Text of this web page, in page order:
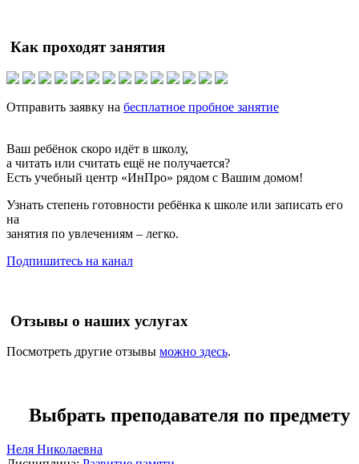
Как проходят занятия
Отправить заявку на бесплатное пробное занятие
Ваш ребёнок скоро идёт в школу,
а читать или считать ещё не получается?
Есть учебный центр «ИнПро» рядом с Вашим домом!
Узнать степень готовности ребёнка к школе или записать его
на
занятия по увлечениям – легко.
Подпишитесь на канал
Отзывы о наших услугах
Посмотреть другие отзывы можно здесь.
Выбрать преподавателя по предмету
Неля Николаевна